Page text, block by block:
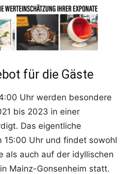
für die Gäste
Uhr werden besondere
bis 2023 in einer
Das eigentliche
15:00 Uhr und findet sowohl
als auch auf der idyllischen
Mainz-Gonsenheim statt.